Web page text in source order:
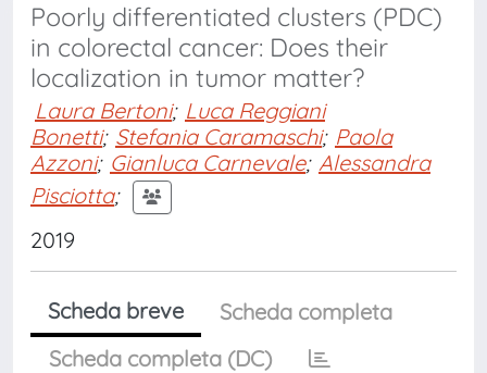
Poorly differentiated clusters (PDC)
in colorectal cancer: Does their
localization in tumor matter?
Laura Bertoni; Luca Reggiani
Bonetti; Stefania Caramaschi; Paola
Azzoni; Gianluca Carnevale; Alessandra
Pisciotta;
2019
Scheda breve
Scheda completa
Scheda completa (DC)